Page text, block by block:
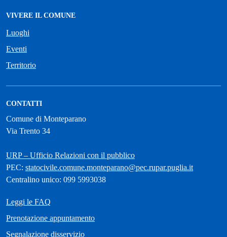
VIVERE IL COMUNE
Luoghi
Eventi
Territorio
CONTATTI
Comune di Monteparano
Via Trento 34
URP – Ufficio Relazioni con il pubblico
PEC: statocivile.comune.monteparano@pec.rupar.puglia.it
Centralino unico: 099 5993038
Leggi le FAQ
Prenotazione appuntamento
Segnalazione disservizio